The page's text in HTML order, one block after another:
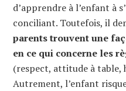
d’apprendre à l’enfant à
conciliant. Toutefois, il
parents trouvent une
en ce qui concerne les
(respect, attitude à table,
Autrement, l’enfant